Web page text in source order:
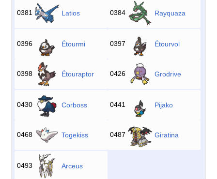
0381 Latios 0384 Rayquaza
0396 Étourmi 0397 Étourvol
0398 Étouraptor 0426 Grodrive
0430 Corboss 0441 Pijako
0468 Togekiss 0487 Giratina
0493 Arceus